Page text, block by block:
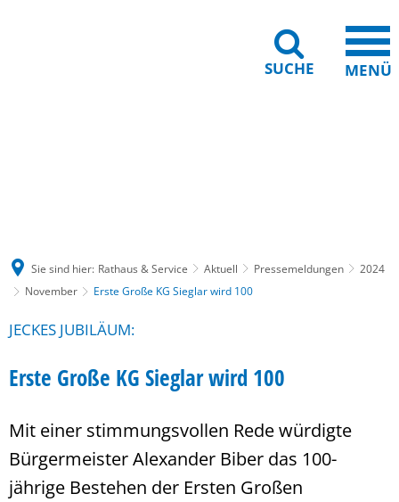
SUCHE MENÜ
Sie sind hier: Rathaus & Service Aktuell Pressemeldungen
2024
November
Erste Große KG Sieglar wird 100
JECKES JUBILÄUM:
Erste Große KG Sieglar wird 100
Mit einer stimmungsvollen Rede würdigte
Bürgermeister Alexander Biber das 100-
jährige Bestehen der Ersten Großen